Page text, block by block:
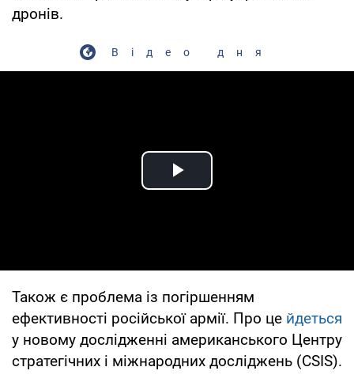
дронів.
Відео дня
Play Video
Також є проблема із погіршенням
ефективності російської армії. Про це йдеться
у новому дослідженні американського Центру
стратегічних і міжнародних досліджень (CSIS).